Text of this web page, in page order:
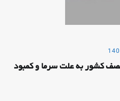
کشور به علت سرما و کمبود